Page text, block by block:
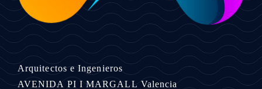
Arquitectos e Ingenieros
AVENIDA PI I MARGALL Valencia